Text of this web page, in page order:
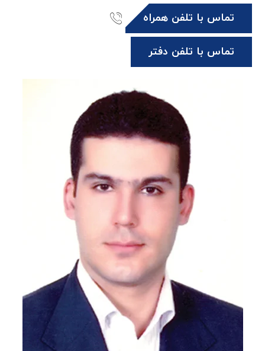
تماس با تلفن همراه
تماس با تلفن دفتر